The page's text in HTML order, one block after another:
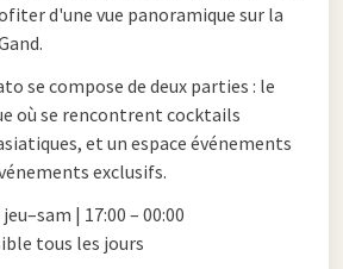
d'une vue panoramique sur la
se compose de deux parties : le
où se rencontrent cocktails
et un espace événements
exclusifs.
jeu–sam | 17:00 – 00:00
tous les jours